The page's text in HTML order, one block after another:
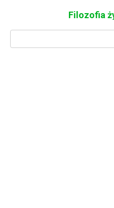
Filozofia
Search: